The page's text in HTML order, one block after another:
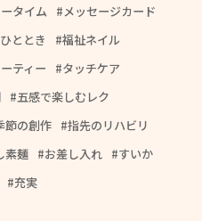
タイム
メッセージカード
ととき
福祉ネイル
ティー
タッチケア
五感で楽しむレク
節の創作
指先のリハビリ
素麺 お差し入れ
すいか
充実